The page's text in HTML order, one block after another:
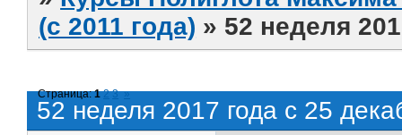
(с 2011 года) » 52 неделя
52 неделя 2017 года с 25
Страница:1 2 3 »